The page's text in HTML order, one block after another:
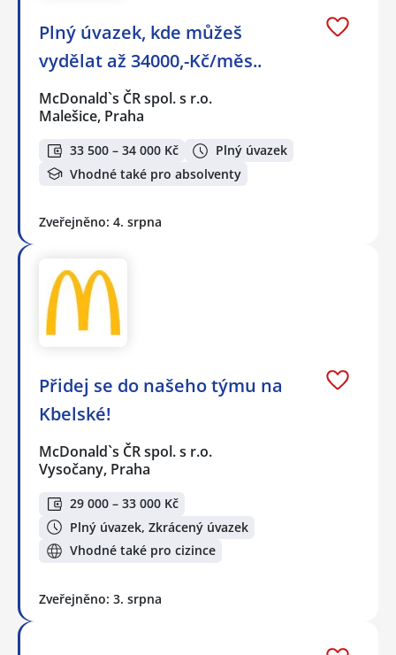
Plný úvazek, kde můžeš
vydělat až 34000,-Kč/měs..
McDonald`s ČR spol. s r.o.
Malešice, Praha
33 500 – 34 000 Kč
Plný úvazek
Vhodné také pro absolventy
Zveřejněno: 4. srpna
Přidej se do našeho týmu na
Kbelské!
McDonald`s ČR spol. s r.o.
Vysočany, Praha
29 000 – 33 000 Kč
Plný úvazek, Zkrácený úvazek
Vhodné také pro cizince
Zveřejněno: 3. srpna